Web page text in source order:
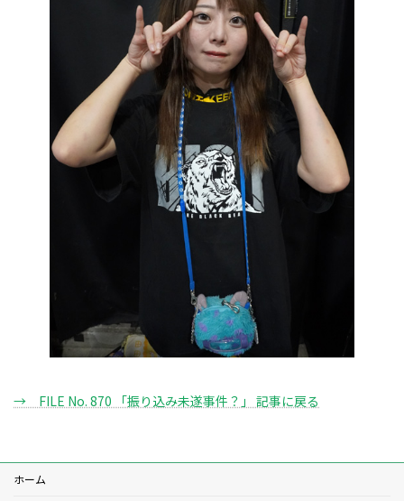
→ FILE No. 870 「振り込み未遂事件？」 記事に戻る
ホーム